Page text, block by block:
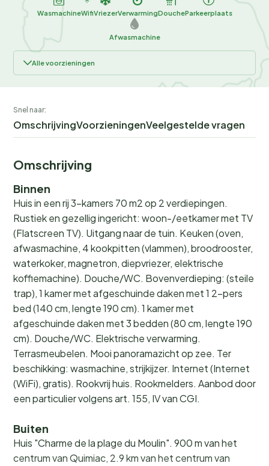
WasmachineWifiVriezerVerwarmingDoucheParkeerplaats
Afwasmachine
Alle voorzieningen
Snel naar:
OmschrijvingVoorzieningenVeelgestelde vragen
Omschrijving
Binnen
Huis in een rij 3-kamers 70 m2 op 2 verdiepingen.
Rustiek en gezellig ingericht: woon-/eetkamer met TV
(Flatscreen TV). Uitgang naar de tuin. Keuken (oven,
afwasmachine, 4 kookpitten (vlammen), broodrooster,
waterkoker, magnetron, diepvriezer, elektrische
koffiemachine). Douche/WC. Bovenverdieping: (steile
trap), 1 kamer met afgeschuinde daken met 1 2-pers
bed (140 cm, lengte 190 cm). 1 kamer met
afgeschuinde daken met 3 bedden (80 cm, lengte 190
cm). Douche/WC. Elektrische verwarming.
Terrasmeubelen. Mooi panoramazicht op zee. Ter
beschikking: wasmachine, strijkijzer. Internet (Internet
(WiFi), gratis). Rookvrij huis. Rookmelders. Aanbod door
een particulier volgens art. 155, IV van CGI.
Buiten
Huis "Charme de la plage du Moulin". 900 m van het
centrum van Quimiac, 2.9 km van het centrum van